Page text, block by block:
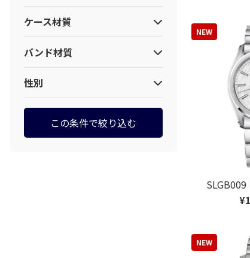
9RB2
9S27
9S63
9S85
9SA4
9SC5
より、実際の色味と異なって見える場合が
ございます。あらかじめご了承ください。
ケース材質
ステンレススチール
エバーブリリアントスチール
ブライトチタン
プラチナ
18Kイエローゴールド
バンド材質
メタル
ブライトチタン
ブリリアントハードチタン
ステンレススチール
エバーブリリアントスチール
性別
男性
女性
ユニセックス
この条件で絞り込む
NEW
SLGB009
NEW